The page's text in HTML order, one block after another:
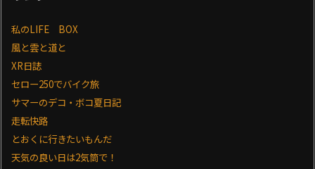
私のLIFE BOX
風と雲と道と
XR日誌
セロー250でバイク旅
サマーのデコ・ボコ夏日記
走転快路
とおくに行きたいもんだ
天気の良い日は2気筒で！